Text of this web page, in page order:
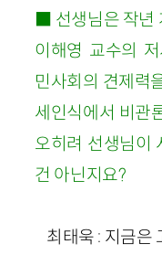
■ 선생님은 작년
이해영 교수의
민사회의 견제력
세인식에서 비관
오히려 선생님이
건 아닌지요?
최태욱 : 지금은